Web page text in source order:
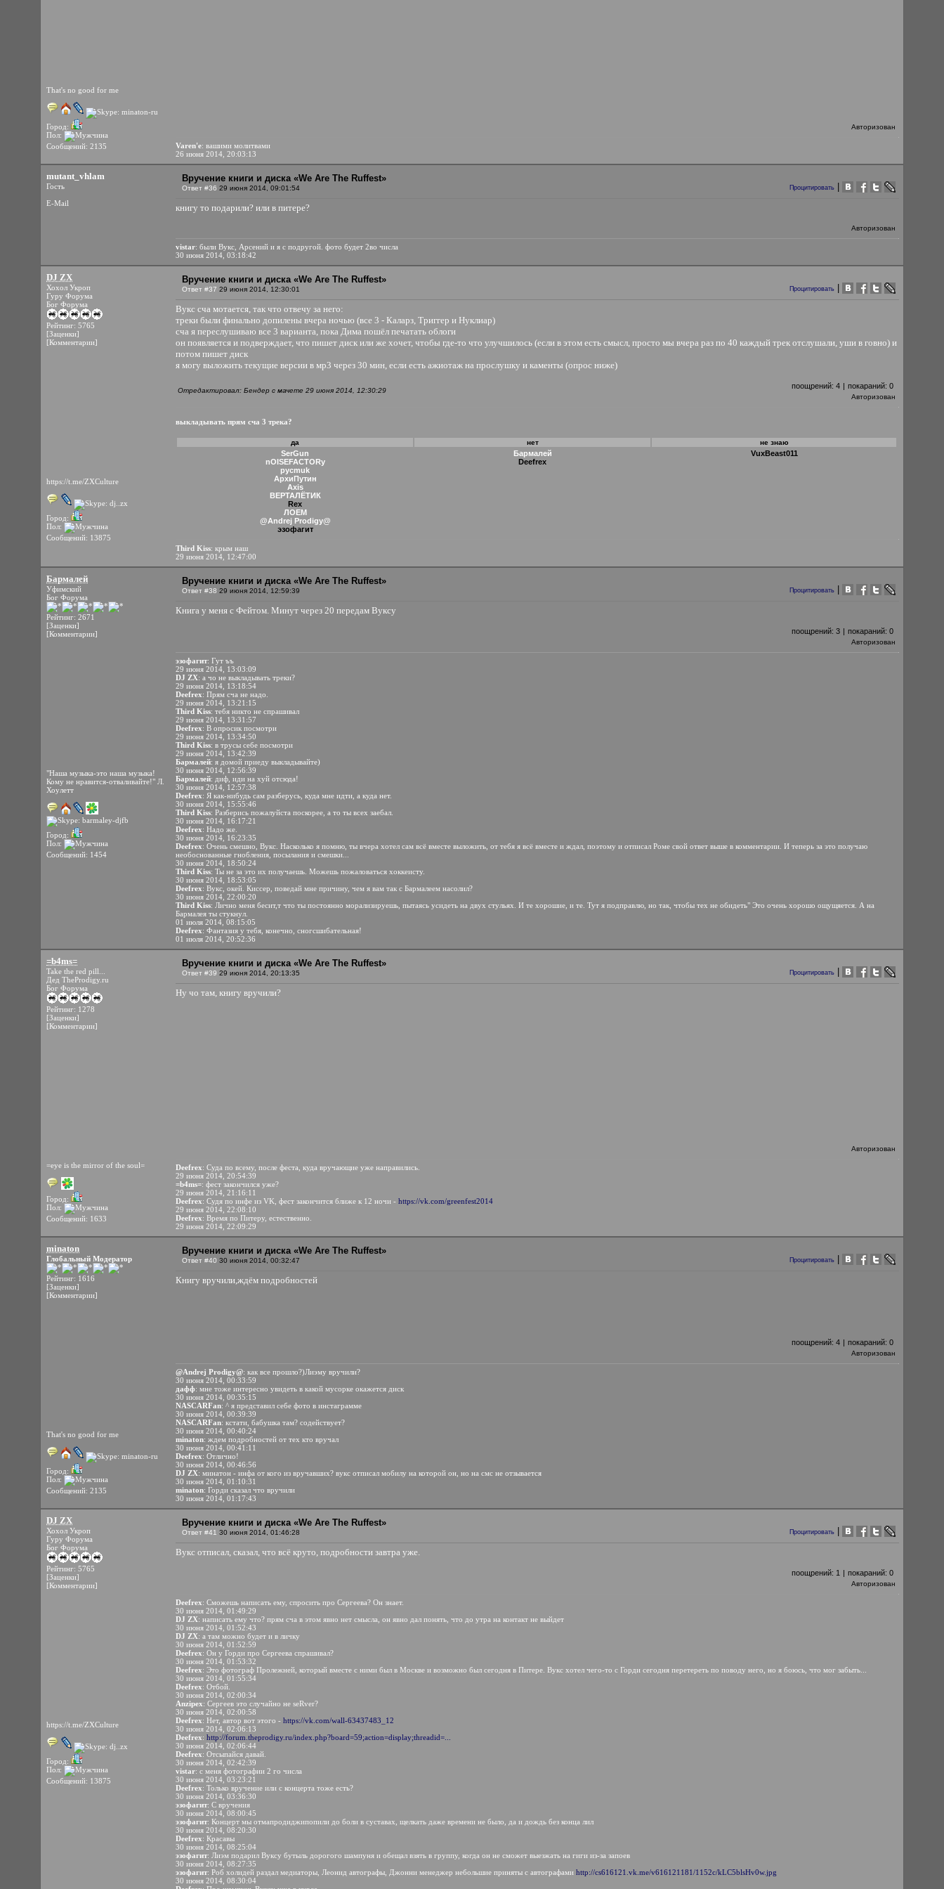
That's no good for me
Город:
Пол:
Сообщений: 2135
Авторизован
Varen'e: вашими молитвами
26 июня 2014, 20:03:13
mutant_vhlam
Гость
E-Mail
Вручение книги и диска «We Are The Ruffest»
Ответ #36 29 июня 2014, 09:01:54 Процитировать
книгу то подарили? или в питере?
Авторизован
vistar: были Вукс, Арсений и я с подругой. фото будет 2во числа
30 июня 2014, 03:18:42
DJ ZX
Хохол Укроп
Гуру Форума
Бог Форума
Рейтинг: 5765
[Заценки]
[Комментарии]
https://t.me/ZXCulture
Город:
Пол:
Сообщений: 13875
Вручение книги и диска «We Are The Ruffest»
Ответ #37 29 июня 2014, 12:30:01 Процитировать
Вукс сча мотается, так что отвечу за него:
треки были финально допилены вчера ночью (все 3 - Каларз, Триггер и Нуклиар)
сча я переслушиваю все 3 варианта, пока Дима пошёл печатать облоги
он появляется и подверждает, что пишет диск или же хочет, чтобы где-то что улучшилось (если в этом есть смысл, просто мы вчера раз по 40 каждый трек отслушали, уши в говно) и
потом пишет диск
я могу выложить текущие версии в мр3 через 30 мин, если есть ажиотаж на прослушку и каменты (опрос ниже)
Отредактировал: Бендер с мачете 29 июня 2014, 12:30:29
поощрений: 4 | покараний: 0
Авторизован
выкладывать прям сча 3 трека?
да нет не знаю
SerGun
nOISEFACTORy
pycmuk
АрхиПутин
Axis
ВЕРТАЛЁТИК
Rex
ЛОЕМ
@Andrej Prodigy@
эзофагит
Бармалей
Deefrex
VuxBeast011
Third Kiss: крым наш
29 июня 2014, 12:47:00
Бармалей
Уфимский
Бог Форума
Рейтинг: 2671
[Заценки]
[Комментарии]
"Наша музыка-это наша музыка!
Кому не нравится-отваливайте!" Л.
Хоулетт
Город:
Пол:
Сообщений: 1454
Вручение книги и диска «We Are The Ruffest»
Ответ #38 29 июня 2014, 12:59:39 Процитировать
Книга у меня с Фейтом. Минут через 20 передам Вуксу
поощрений: 3 | покараний: 0
Авторизован
эзофагит: Гут ъъ
29 июня 2014, 13:03:09
DJ ZX: а чо не выкладывать треки?
29 июня 2014, 13:18:54
Deefrex: Прям сча не надо.
29 июня 2014, 13:21:15
Third Kiss: тебя никто не спрашивал
29 июня 2014, 13:31:57
Deefrex: В опросик посмотри
29 июня 2014, 13:34:50
Third Kiss: в трусы себе посмотри
29 июня 2014, 13:42:39
Бармалей: я домой приеду выкладывайте)
30 июня 2014, 12:56:39
Бармалей: диф, иди на хуй отсюда!
30 июня 2014, 12:57:38
Deefrex: Я как-нибудь сам разберусь, куда мне идти, а куда нет.
30 июня 2014, 15:55:46
Third Kiss: Разберись пожалуйста поскорее, а то ты всех заебал.
30 июня 2014, 16:17:21
Deefrex: Надо же.
30 июня 2014, 16:23:35
Deefrex: Очень смешно, Вукс. Насколько я помню, ты вчера хотел сам всё вместе выложить, от тебя я всё вместе и ждал, поэтому и отписал Роме свой ответ выше в комментарии. И теперь за это получаю
необоснованные гнобления, посылания и смешки...
30 июня 2014, 18:50:24
Third Kiss: Ты не за это их получаешь. Можешь пожаловаться хоккеисту.
30 июня 2014, 18:53:05
Deefrex: Вукс, окей. Киссер, поведай мне причину, чем я вам так с Бармалеем насолил?
30 июня 2014, 22:00:20
Third Kiss: Лично меня бесит,т что ты постоянно морализируешь, пытаясь усидеть на двух стульях. И те хорошие, и те. Тут я подправлю, но так, чтобы тех не обидеть" Это очень хорошо ощущяется. А на
Бармалея ты стукнул.
01 июля 2014, 08:15:05
Deefrex: Фантазия у тебя, конечно, сногсшибательная!
01 июля 2014, 20:52:36
=b4ms=
Take the red pill...
Дед TheProdigy.ru
Бог Форума
Рейтинг: 1278
[Заценки]
[Комментарии]
=eye is the mirror of the soul=
Город:
Пол:
Сообщений: 1633
Вручение книги и диска «We Are The Ruffest»
Ответ #39 29 июня 2014, 20:13:35 Процитировать
Ну чо там, книгу вручили?
Авторизован
Deefrex: Суда по всему, после феста, куда вручающие уже направились.
29 июня 2014, 20:54:39
=b4ms=: фест закончился уже?
29 июня 2014, 21:16:11
Deefrex: Судя по инфе из VK, фест закончится ближе к 12 ночи - https://vk.com/greenfest2014
29 июня 2014, 22:08:10
Deefrex: Время по Питеру, естественно.
29 июня 2014, 22:09:29
minaton
Глобальный Модератор
Рейтинг: 1616
[Заценки]
[Комментарии]
That's no good for me
Город:
Пол:
Сообщений: 2135
Вручение книги и диска «We Are The Ruffest»
Ответ #40 30 июня 2014, 00:32:47 Процитировать
Книгу вручили,ждём подробностей
поощрений: 4 | покараний: 0
Авторизован
@Andrej Prodigy@: как все прошло?)Лиэму вручили?
30 июня 2014, 00:33:59
дафф: мне тоже интересно увидеть в какой мусорке окажется диск
30 июня 2014, 00:35:15
NASCARFan: ^ я представил себе фото в инстаграмме
30 июня 2014, 00:39:39
NASCARFan: кстати, бабушка там? содействует?
30 июня 2014, 00:40:24
minaton: ждем подробностей от тех кто вручал
30 июня 2014, 00:41:11
Deefrex: Отлично!
30 июня 2014, 00:46:56
DJ ZX: минатон - инфа от кого из вручавших? вукс отписал мобилу на которой он, но на смс не отзывается
30 июня 2014, 01:10:31
minaton: Горди сказал что вручили
30 июня 2014, 01:17:43
DJ ZX
Хохол Укроп
Гуру Форума
Бог Форума
Рейтинг: 5765
[Заценки]
[Комментарии]
https://t.me/ZXCulture
Город:
Пол:
Сообщений: 13875
Вручение книги и диска «We Are The Ruffest»
Ответ #41 30 июня 2014, 01:46:28 Процитировать
Вукс отписал, сказал, что всё круто, подробности завтра уже.
поощрений: 1 | покараний: 0
Авторизован
Deefrex: Сможешь написать ему, спросить про Сергеева? Он знает.
30 июня 2014, 01:49:29
DJ ZX: написать ему что? прям сча в этом явно нет смысла, он явно дал понять, что до утра на контакт не выйдет
30 июня 2014, 01:52:43
DJ ZX: а там можно будет и в личку
30 июня 2014, 01:52:59
Deefrex: Он у Горди про Сергеева спрашивал?
30 июня 2014, 01:53:32
Deefrex: Это фотограф Пролежней, который вместе с ними был в Москве и возможно был сегодня в Питере. Вукс хотел чего-то с Горди сегодня перетереть по поводу него, но я боюсь, что мог забыть...
30 июня 2014, 01:55:34
Deefrex: Отбой.
30 июня 2014, 02:00:34
Anzipex: Сергеев это случайно не seRver?
30 июня 2014, 02:00:58
Deefrex: Нет, автор вот этого - https://vk.com/wall-63437483_12
30 июня 2014, 02:06:13
Deefrex: http://forum.theprodigy.ru/index.php?board=59;action=display;threadid=...
30 июня 2014, 02:06:44
Deefrex: Отсыпайся давай.
30 июня 2014, 02:42:39
vistar: с меня фотографии 2 го числа
30 июня 2014, 03:23:21
Deefrex: Только вручение или с концерта тоже есть?
30 июня 2014, 03:36:30
эзофагит: С вручения
30 июня 2014, 08:00:45
эзофагит: Концерт мы отмапродиджипопили до боли в суставах, щелкать даже времени не было, да и дождь без конца лил
30 июня 2014, 08:20:30
Deefrex: Красавы
30 июня 2014, 08:25:04
эзофагит: Лиэм подарил Вуксу бутыль дорогого шампуня и обещал взять в группу, когда он не сможет выезжать на гиги из-за запоев
30 июня 2014, 08:27:35
эзофагит: Роб холидей раздал медиаторы, Леонид автографы, Джонни менеджер небольшие приняты с автографами http://cs616121.vk.me/v616121181/1152c/kLC5blsHv0w.jpg
30 июня 2014, 08:30:04